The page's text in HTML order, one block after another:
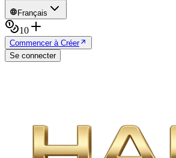
Français
10
Commencer à Créer
Se connecter